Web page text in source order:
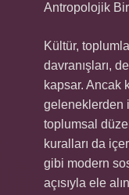
Antropolojik Bir
Kültür,
davranışları,
kapsar. Ancak
geleneklerden
toplumsal
kuralları da
gibi modern
açısıyla ele